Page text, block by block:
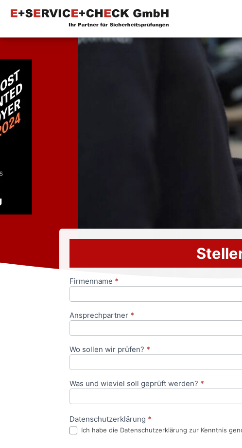
Anfrageformular
Firmenname *
Ansprechpartner *
Wo sollen wir prüfen? *
Was und wieviel soll geprüft werden? *
Datenschutzerklärung *
Ich habe die Datenschutzerklärung zur Kenntnis